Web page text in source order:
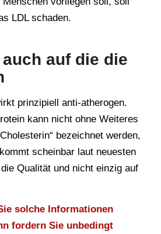
LDL schaden.
auf die die
prinzipiell anti-atherogen.
kann nicht ohne Weiteres
bezeichnet werden,
scheinbar laut neuesten
Qualität und nicht einzig auf
solche Informationen
fordern Sie unbedingt